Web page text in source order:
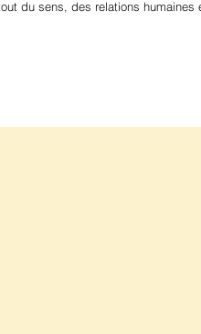
du sens, des relations humaines